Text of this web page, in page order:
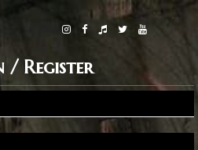
/ Register